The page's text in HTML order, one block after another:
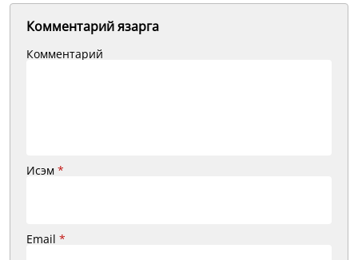
Комментарий язарга
Комментарий
Исэм *
Email *